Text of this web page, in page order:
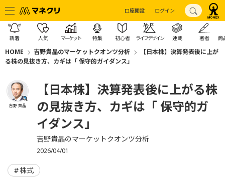
口座開設 ログイン
新着 人気 マーケット 特集 初心者 ライフデザイン 連載 著者 商
HOME 吉野貴晶のマーケットクオンツ分析
【日本株】決算発表後に上が
る株の見抜き方、カギは「 保守的ガイダンス」
吉野 貴晶
【日本株】決算発表後に上がる株
の見抜き方、カギは「 保守的ガ
イダンス」
吉野貴晶のマーケットクオンツ分析
2026/04/01
株式